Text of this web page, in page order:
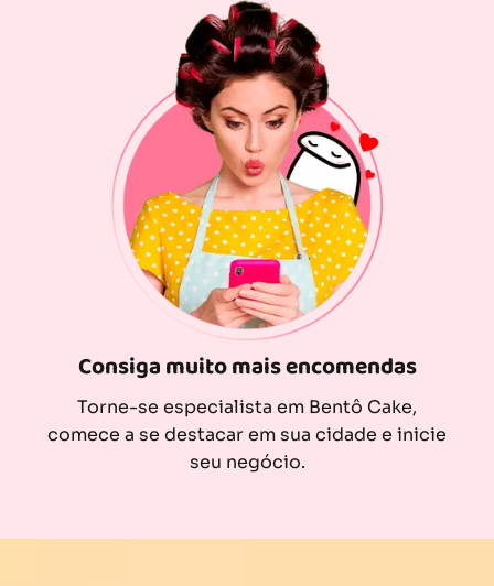
Consiga muito mais encomendas
Torne-se especialista em Bentô Cake,
comece a se destacar em sua cidade e inicie
seu negócio.